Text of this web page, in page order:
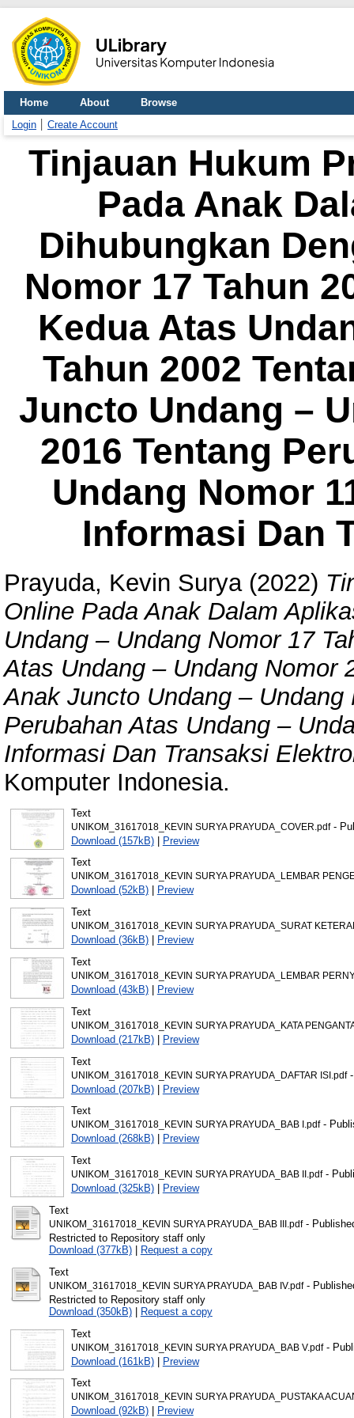
Home About
Browse
Login
Create Account
Tinjauan Hukum
Pada Anak
Dihubungkan
Nomor 17 Tahun
Kedua Atas
Tahun 2002
Juncto Undang –
2016 Tentang
Undang Nomor
Informasi Dan
Prayuda, Kevin Surya(2022)
Online Pada Anak Dalam
Undang – Undang Nomor 17
Atas Undang – Undang Nomor
Anak Juncto Undang –
Perubahan Atas Undang –
Informasi Dan Transaksi
Komputer Indonesia.
Text
UNIKOM_31617018_KEVIN SURYA PRAYUDA_COVER.pdf-
Download (157kB)| Preview
Text
UNIKOM_31617018_KEVIN SURYA PRAYUDA_LEMBAR
Download (52kB)|
Preview
Text
UNIKOM_31617018_KEVIN SURYA PRAYUDA_SURAT
Download (36kB)|
Preview
Text
UNIKOM_31617018_KEVIN SURYA PRAYUDA_LEMBAR
Download (43kB)|
Preview
Text
UNIKOM_31617018_KEVIN SURYA PRAYUDA_KATA
Download (217kB)|
Preview
Text
UNIKOM_31617018_KEVIN SURYA PRAYUDA_DAFTAR ISI.pdf-
Download (207kB)| Preview
Text
UNIKOM_31617018_KEVIN SURYA PRAYUDA_BAB I.pdf-
Download (268kB)|
Preview
Text
UNIKOM_31617018_KEVIN SURYA PRAYUDA_BAB II.pdf-
Download (325kB)|
Preview
Text
UNIKOM_31617018_KEVIN SURYA PRAYUDA_BAB III.pdf-
Restricted to Repository staff only
Download (377kB)|
Request a copy
Text
UNIKOM_31617018_KEVIN SURYA PRAYUDA_BAB IV.pdf-
Restricted to Repository staff only
Download (350kB)|
Request a copy
Text
UNIKOM_31617018_KEVIN SURYA PRAYUDA_BAB V.pdf-
Download (161kB)| Preview
Text
UNIKOM_31617018_KEVIN SURYA PRAYUDA_PUSTAKA
Download (92kB)|
Preview